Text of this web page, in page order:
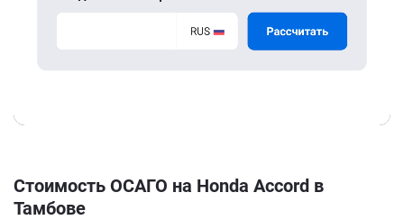
Стоимость ОСАГО на Honda Accord в
Тамбове